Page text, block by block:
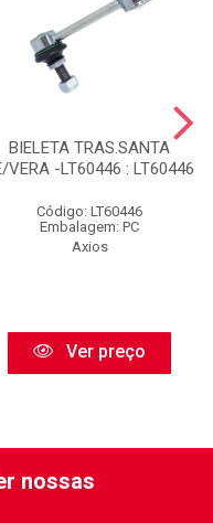
BIELETA TRAS.SANTA
VERA -LT60446 : LT60446
Código: LT60446
Embalagem: PC
Axios
Ver preço
nossas